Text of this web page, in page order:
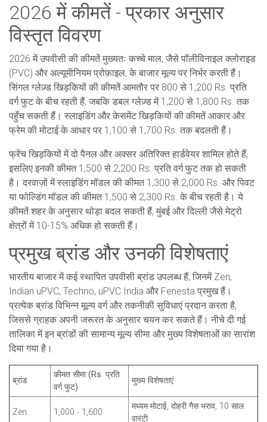
2026 में कीमतें - प्रकार अनुसार
विस्तृत विवरण
2026 में उपवीसी की कीमतें मुख्यतः कच्चे माल, जैसे पॉलीविनाइल क्लोराइड
(PVC) और अल्यूमीनियम प्रोफ़ाइल, के बाजार मूल्य पर निर्भर करती हैं।
सिंगल ग्लेज़्ड खिड़कियों की कीमतें आमतौर पर 800 से 1,200 Rs. प्रति
वर्ग फुट के बीच रहती हैं, जबकि डबल ग्लेज़्ड में 1,200 से 1,800 Rs. तक
पहुँच सकती हैं। स्लाइडिंग और केसमेंट खिड़कियों की कीमतें आकार और
फ्रेम की मोटाई के आधार पर 1,100 से 1,700 Rs. तक बदलती हैं।
फ्रेंच खिड़कियों में दो पैनल और अक्सर अतिरिक्त हार्डवेयर शामिल होते हैं,
इसलिए इनकी कीमत 1,500 से 2,200 Rs. प्रति वर्ग फुट तक हो सकती
है। दरवाज़ों में स्लाइडिंग मॉडल की कीमत 1,300 से 2,000 Rs. और पिवट
या फोल्डिंग मॉडल की कीमत 1,500 से 2,300 Rs. के बीच रहती है। ये
कीमतें शहर के अनुसार थोड़ा बदल सकती हैं, मुंबई और दिल्ली जैसे मेट्रो
क्षेत्रों में 10-15% अधिक हो सकती हैं।
प्रमुख ब्रांड और उनकी विशेषताएं
भारतीय बाजार में कई स्थापित उपवीसी ब्रांड उपलब्ध हैं, जिनमें Zen,
Indian uPVC, Techno, uPVC India और Fenesta प्रमुख हैं।
प्रत्येक ब्रांड विभिन्न मूल्य वर्ग और तकनीकी सुविधाएं प्रदान करता है,
जिससे ग्राहक अपनी जरूरत के अनुसार चयन कर सकते हैं। नीचे दी गई
तालिका में इन ब्रांडों की सामान्य मूल्य सीमा और मुख्य विशेषताओं का सारांश
दिया गया है।
ब्रांड
कीमत सीमा (Rs. प्रति
वर्ग फुट)
मुख्य विशेषताएं
Zen 1,000 - 1,600
मध्यम मोटाई, दोहरी गैस भराव, 10 साल
वारंटी